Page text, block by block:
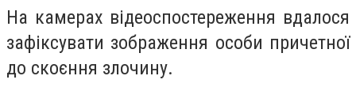
На камерах відеоспостереження вдалося
зафіксувати зображення особи причетної
до скоєння злочину.